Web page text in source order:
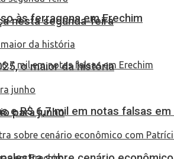
às ferragens em Erechim
e R$ 6,7 mil em notas falsas em
nesta segunda-feira
o maior da história
para junho